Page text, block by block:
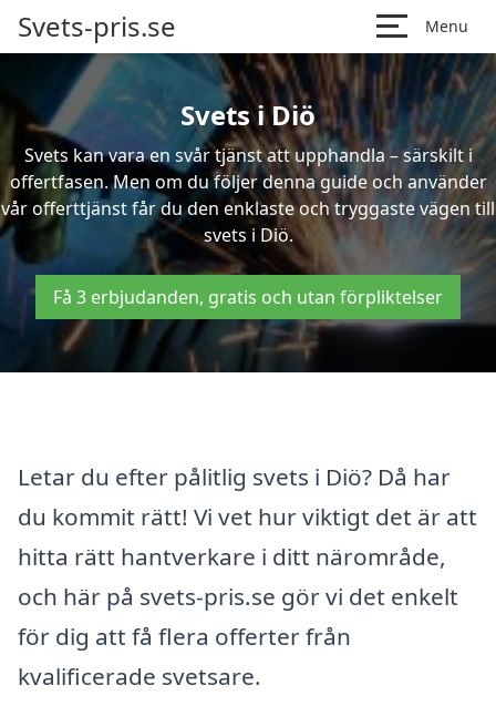
Svets-pris.se Menu
Svets i Diö
Svets kan vara en svår tjänst att upphandla – särskilt i
offertfasen. Men om du följer denna guide och använder
vår offerttjänst får du den enklaste och tryggaste vägen till
svets i Diö.
Få 3 erbjudanden, gratis och utan förpliktelser
Letar du efter pålitlig svets i Diö? Då har
du kommit rätt! Vi vet hur viktigt det är att
hitta rätt hantverkare i ditt närområde,
och här på svets-pris.se gör vi det enkelt
för dig att få flera offerter från
kvalificerade svetsare.